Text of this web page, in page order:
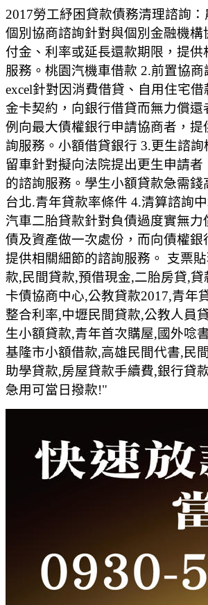
2017勞工紓困貸款債務清理諮詢
個別協商諮詢針對與個別金融機構
付金、利率或延長還款期限，提供
服務。桃園汽機車借款 2.前置協商
excel針對因消費借貸、自用住宅
金卡契約，向銀行借貸而無力償還
例向最大債權銀行申請協商者，提
詢服務。小額借貸銀行 3.更生諮
留車針對擬向法院提出更生申請者
的諮詢服務。學生小額貸款急需錢
台北.青年貸款率條件 4.清算諮詢
汽車二胎貸款針對負債過度實無力
債及資產做一次處份，而向債權銀
提供相關細節的諮詢服務。 支票
款,民間貸款,預借現金,二胎房貸,貸
卡債協商中心,公教貸款2017,青年
整合利率,中壢民間貸款,公教人員
生小額貸款,青年首次購屋,國外唸
基隆市小額借款,高雄民間代書,民
助學貸款,房屋貸款手續費,銀行貸
急用可當日撥款!"